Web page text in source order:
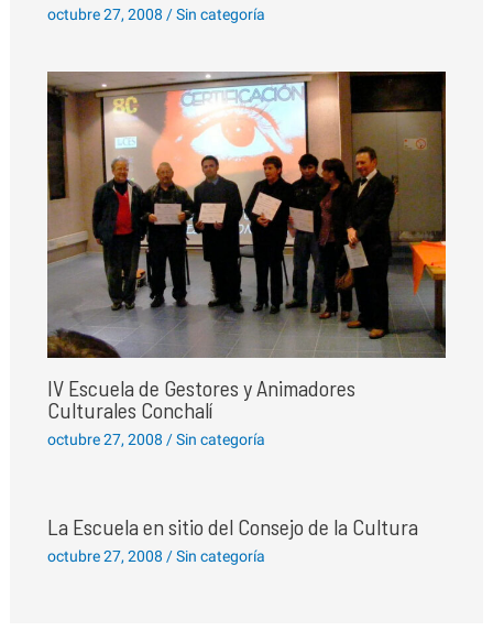
octubre 27, 2008 /Sin categoría
IV Escuela de Gestores y Animadores
Culturales Conchalí
octubre 27, 2008/Sin categoría
La Escuela en sitio del Consejo de la Cultura
octubre 27, 2008/Sin categoría